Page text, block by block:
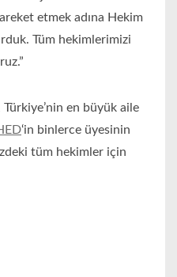
etmek adına Hekim
Tüm hekimlerimizi
Türkiye’nin en büyük aile
‘in binlerce üyesinin
tüm hekimler için